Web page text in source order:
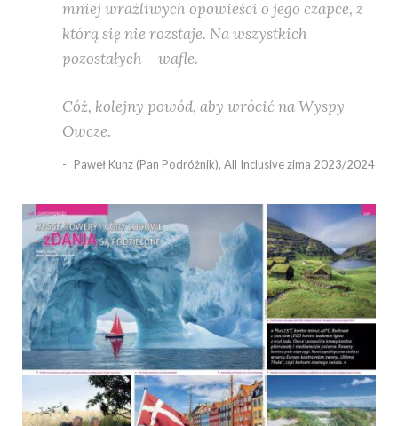
mniej wrażliwych opowieści o jego czapce, z
którą się nie rozstaje. Na wszystkich
pozostałych – wafle.
Cóż, kolejny powód, aby wrócić na Wyspy
Owcze.
Paweł Kunz (Pan Podróżnik), All Inclusive zima 2023/2024